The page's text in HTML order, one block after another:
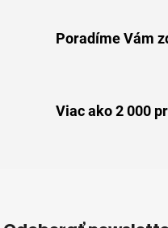
d
e
v
Poradíme Vám
Viac ako 2 000